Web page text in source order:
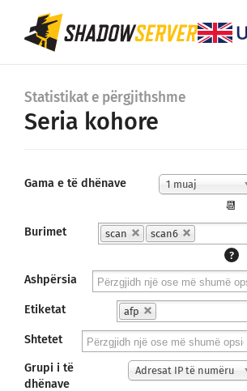
Statistikat e përgjithshme
Seria kohore
Gama e të dhënave 1 muaj
📆
Burimet
scan
scan6
?
Ashpërsia
Etiketat afp
Shtetet
Grupi i të
dhënave
Adresat IP të numëru